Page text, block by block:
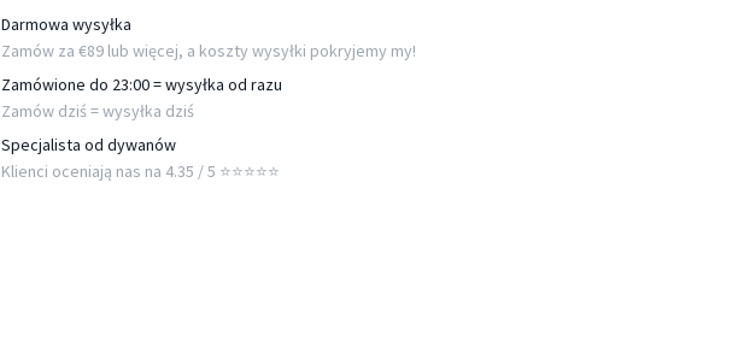
Darmowa wysyłka
Zamów za €89 lub więcej, a koszty wysyłki pokryjemy my!
Zamówione do 23:00 = wysyłka od razu
Zamów dziś = wysyłka dziś
Specjalista od dywanów
Klienci oceniają nas na 4.35 / 5 ⭐️⭐️⭐️⭐️⭐️